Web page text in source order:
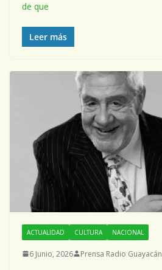
de que
Leer más
ACTUALIDAD CULTURA NACIONAL
6 Junio, 2026 Prensa Radio Guayacán